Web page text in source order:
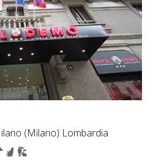
(Milano) Lombardia